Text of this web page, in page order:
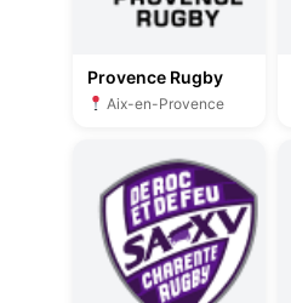
Provence Rugby
Aix-en-Provence